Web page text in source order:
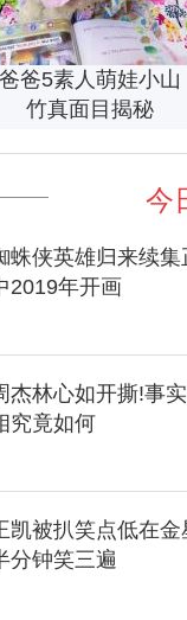
爸爸5素人萌娃小山
竹真面目揭秘
今
蛛侠英雄归来续集
2019年开画
杰林心如开撕!事
究竟如何
凯被扒笑点低在金
分钟笑三遍